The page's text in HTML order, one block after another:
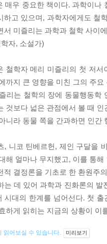
매우 중요한 책이다. 과학이
하고 있으며, 과학자에게도 철
서 미즐리는 과학과 철학 사이
학자, 소설가)
철학자 메리 미즐리의 첫 저
까지 큰 영향을 미친 그의 주
리는 철학의 장에 동물행동학
것보다 넓은 관점에서 볼 때
니라 동물 쪽을 간과하면 인
, 니코 틴베르헌, 제인 구달을
해 얼마나 무지했고, 이를 통
적 결정론을 기초로 한 환원주
는 데 있어 과학과 진화론의
시대의 한계를 넘어선다. 첫
하게 읽히는 지금의 상황이 이
읽어보실 수 있습니다. 미리보기